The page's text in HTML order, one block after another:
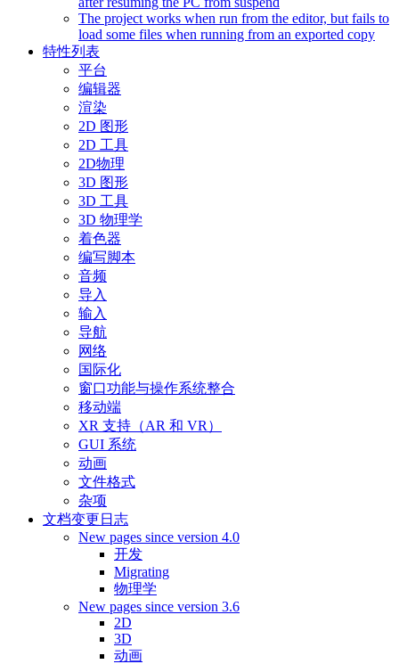
The project works when run from the editor, but fails to
load some files when running from an exported copy
特性列表
平台
编辑器
渲染
2D 图形
2D 工具
2D物理
3D 图形
3D 工具
3D 物理学
着色器
编写脚本
音频
导入
输入
导航
网络
国际化
窗口功能与操作系统整合
移动端
XR 支持（AR 和 VR）
GUI 系统
动画
文件格式
杂项
文档变更日志
New pages since version 4.0
开发
Migrating
物理学
New pages since version 3.6
2D
3D
动画